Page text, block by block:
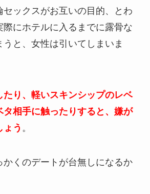
セックスがお互いの目的、とわ
際にホテルに入るまでに露骨な
と、女性は引いてしまいま
たり、軽いスキンシップのレベ
タ相手に触ったりすると、嫌が
ょう 。
かくのデートが台無しになるか